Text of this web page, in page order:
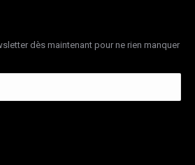
dès maintenant pour ne rien manquer